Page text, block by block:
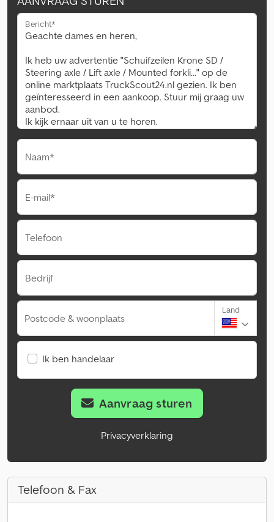
Bericht*
Naam*
E-mail*
Telefoon
Bedrijf
Postcode & woonplaats
Land
Ik ben handelaar
Aanvraag sturen
Privacyverklaring
Telefoon & Fax